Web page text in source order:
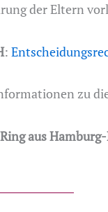
der Eltern
:
zu
aus